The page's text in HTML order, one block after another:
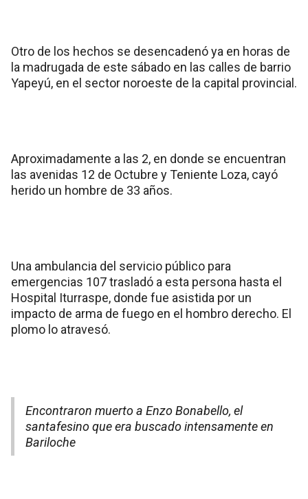
Otro de los hechos se desencadenó ya en horas de
la madrugada de este sábado en las calles de barrio
Yapeyú, en el sector noroeste de la capital provincial.
Aproximadamente a las 2, en donde se encuentran
las avenidas 12 de Octubre y Teniente Loza, cayó
herido un hombre de 33 años.
Una ambulancia del servicio público para
emergencias 107 trasladó a esta persona hasta el
Hospital Iturraspe, donde fue asistida por un
impacto de arma de fuego en el hombro derecho. El
plomo lo atravesó.
Encontraron muerto a Enzo Bonabello, el
santafesino que era buscado intensamente en
Bariloche